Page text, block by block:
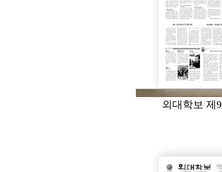
외대학보 제